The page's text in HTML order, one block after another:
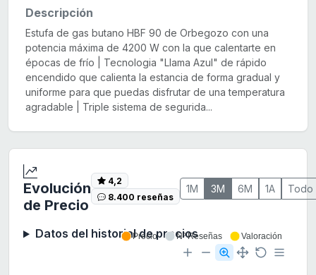
Descripción
Estufa de gas butano HBF 90 de Orbegozo con una
potencia máxima de 4200 W con la que calentarte en
épocas de frío | Tecnologia "Llama Azul" de rápido
encendido que calienta la estancia de forma gradual y
uniforme para que puedas disfrutar de una temperatura
agradable | Triple sistema de segurida...
Evolución
de Precio
4,2
8.400 reseñas
1M 3M 6M 1A Todo
Datos del historial de precios
Precio Nº Reseñas Valoración